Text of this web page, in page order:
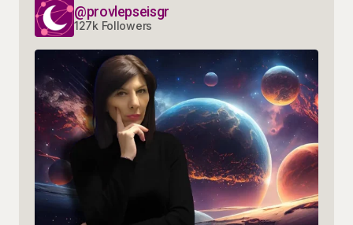
@provlepseisgr
127k Followers